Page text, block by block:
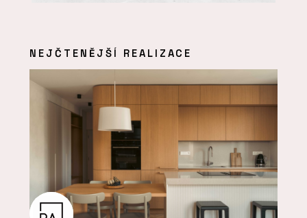
NEJČTENĚJŠÍ REALIZACE